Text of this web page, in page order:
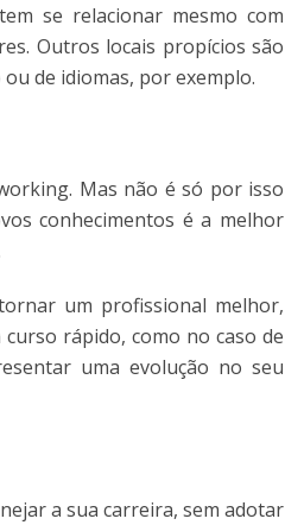
se relacionar mesmo com
Outros locais propícios são
de idiomas, por exemplo.
Mas não é só por isso
conhecimentos é a melhor
um profissional melhor,
rápido, como no caso de
uma evolução no seu
a sua carreira, sem adotar